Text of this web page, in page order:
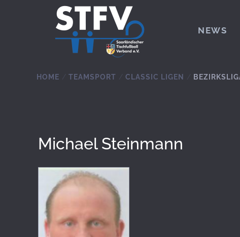
Zum Hauptinhalt springen
NEWS
HOME TEAMSPORT CLASSIC LIGEN
Michael Steinmann